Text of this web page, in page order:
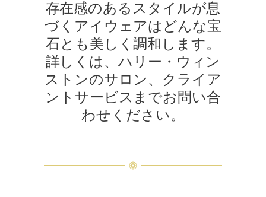
存在感のあるスタイルが息
づくアイウェアはどんな宝
石とも美しく調和します。
詳しくは、ハリー・ウィン
ストンのサロン、クライア
ントサービスまでお問い合
わせください。